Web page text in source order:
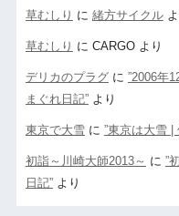
草むしり に 緒方サイクルよ
草むしり に CARGOより
デリカのプラグに ”2006年
まぐれ日記”より
東京で大雪に ”東京は大雪 |
初詣～川崎大師2013～ に ”
日記”より